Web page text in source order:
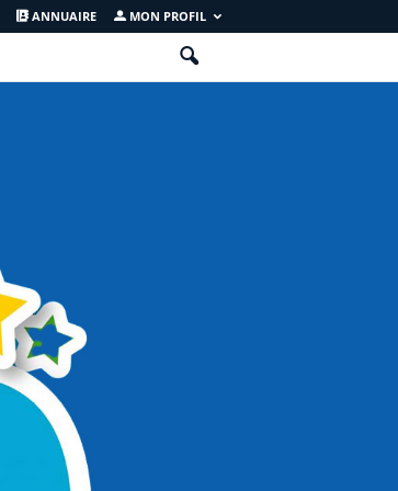
ANNUAIRE MON PROFIL